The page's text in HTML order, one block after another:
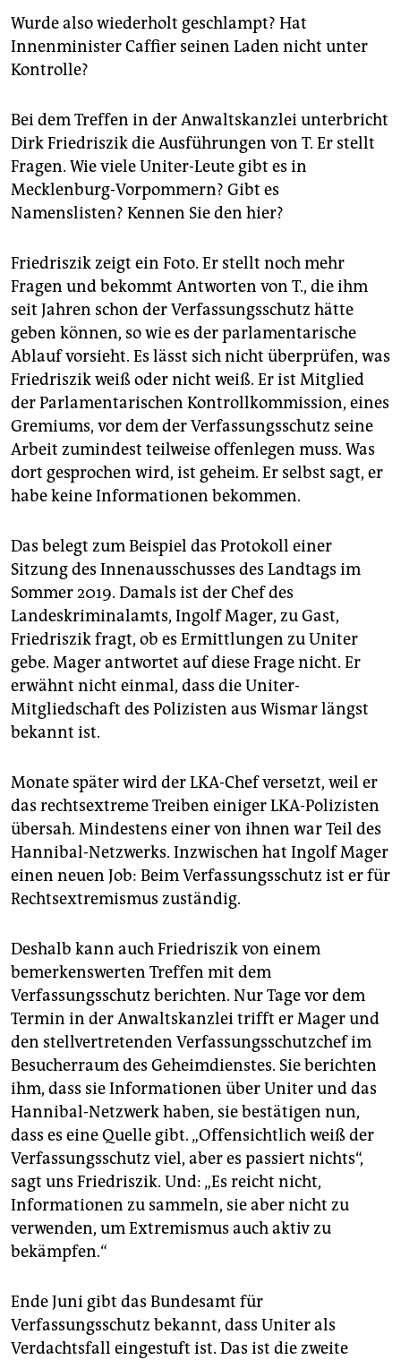
Wurde also wiederholt geschlampt? Hat
Innenminister Caffier seinen Laden nicht unter
Kontrolle?
Bei dem Treffen in der Anwaltskanzlei unterbricht
Dirk Friedriszik die Ausführungen von T. Er stellt
Fragen. Wie viele Uniter-Leute gibt es in
Mecklenburg-Vorpommern? Gibt es
Namenslisten? Kennen Sie den hier?
Friedriszik zeigt ein Foto. Er stellt noch mehr
Fragen und bekommt Antworten von T., die ihm
seit Jahren schon der Verfassungsschutz hätte
geben können, so wie es der parlamentarische
Ablauf vorsieht. Es lässt sich nicht überprüfen, was
Friedriszik weiß oder nicht weiß. Er ist Mitglied
der Parlamentarischen Kontrollkommission, eines
Gremiums, vor dem der Verfassungsschutz seine
Arbeit zumindest teilweise offenlegen muss. Was
dort gesprochen wird, ist geheim. Er selbst sagt, er
habe keine Informationen bekommen.
Das belegt zum Beispiel das Protokoll einer
Sitzung des Innenausschusses des Landtags im
Sommer 2019. Damals ist der Chef des
Landeskriminalamts, Ingolf Mager, zu Gast,
Friedriszik fragt, ob es Ermittlungen zu Uniter
gebe. Mager antwortet auf diese Frage nicht. Er
erwähnt nicht einmal, dass die Uniter-
Mitgliedschaft des Polizisten aus Wismar längst
bekannt ist.
Monate später wird der LKA-Chef versetzt, weil er
das rechtsextreme Treiben einiger LKA-Polizisten
übersah. Mindestens einer von ihnen war Teil des
Hannibal-Netzwerks. Inzwischen hat Ingolf Mager
einen neuen Job: Beim Verfassungsschutz ist er für
Rechtsextremismus zuständig.
Deshalb kann auch Friedriszik von einem
bemerkenswerten Treffen mit dem
Verfassungsschutz berichten. Nur Tage vor dem
Termin in der Anwaltskanzlei trifft er Mager und
den stellvertretenden Verfassungsschutzchef im
Besucherraum des Geheimdienstes. Sie berichten
ihm, dass sie Informationen über Uniter und das
Hannibal-Netzwerk haben, sie bestätigen nun,
dass es eine Quelle gibt. „Offensichtlich weiß der
Verfassungsschutz viel, aber es passiert nichts“,
sagt uns Friedriszik. Und: „Es reicht nicht,
Informationen zu sammeln, sie aber nicht zu
verwenden, um Extremismus auch aktiv zu
bekämpfen.“
Ende Juni gibt das Bundesamt für
Verfassungsschutz bekannt, dass Uniter als
Verdachtsfall eingestuft ist. Das ist die zweite